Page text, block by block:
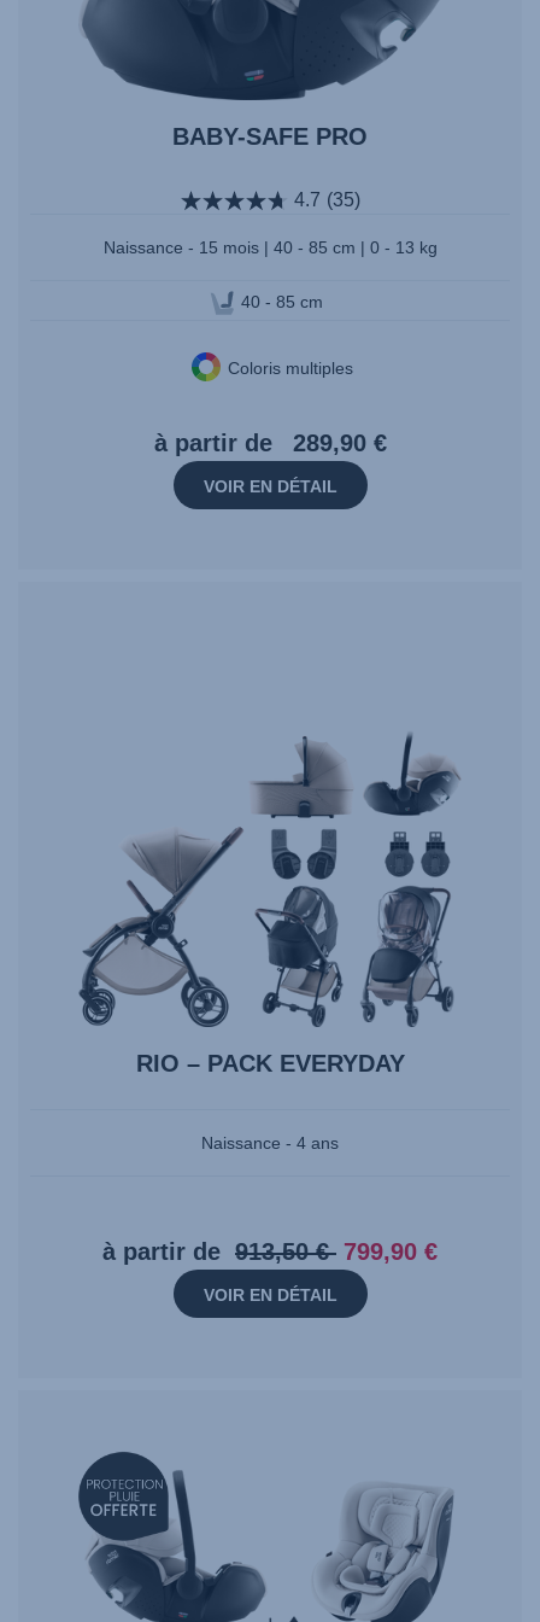
BABY-SAFE PRO
4.7 (35)
Naissance - 15 mois | 40 - 85 cm | 0 - 13 kg
40 - 85 cm
Coloris multiples
à partir de 289,90 €
VOIR EN DÉTAIL
RIO – PACK EVERYDAY
Naissance - 4 ans
à partir de Prix
d’origine:
913,50
913,50 € Prix
actuel:
799,90
799,90 €
VOIR EN DÉTAIL
null